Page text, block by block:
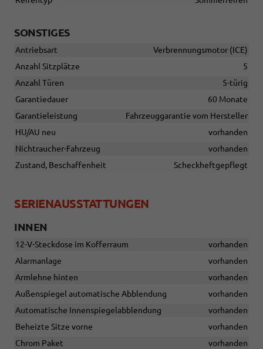
SONSTIGES
Antriebsart
Verbrennungsmotor (ICE)
Anzahl Sitzplätze
5
Anzahl Türen
5-türig
Garantiedauer
60 Monate
Garantieleistung
Fahrzeuggarantie vom Hersteller
HU/AU neu
vorhanden
Nichtraucher-Fahrzeug
vorhanden
Zustand, Beschaffenheit
Scheckheftgepflegt
SERIENAUSSTATTUNGEN
INNEN
12-V-Steckdose im Kofferraum
vorhanden
Alarmanlage
vorhanden
Armlehne hinten
vorhanden
Außenspiegel automatische Abblendung
vorhanden
Automatische Innenspiegelabblendung
vorhanden
Beheizte Sitze vorne
vorhanden
Chrom Paket
vorhanden